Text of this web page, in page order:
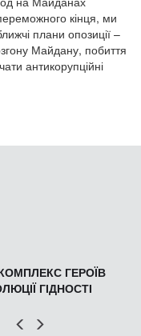
кінця, ми
плани опозиції –
Майдану, побиття
антикорупційні
ГЕРОЇВ
ГІДНОСТІ
Попер